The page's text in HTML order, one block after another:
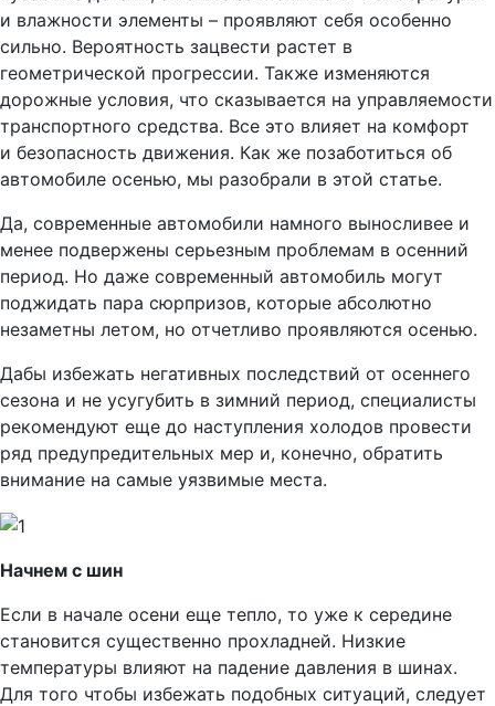
и влажности элементы – проявляют себя особенно
сильно. Вероятность зацвести растет в
геометрической прогрессии. Также изменяются
дорожные условия, что сказывается на управляемости
транспортного средства. Все это влияет на комфорт
и безопасность движения. Как же позаботиться об
автомобиле осенью, мы разобрали в этой статье.
Да, современные автомобили намного выносливее и
менее подвержены серьезным проблемам в осенний
период. Но даже современный автомобиль могут
поджидать пара сюрпризов, которые абсолютно
незаметны летом, но отчетливо проявляются осенью.
Дабы избежать негативных последствий от осеннего
сезона и не усугубить в зимний период, специалисты
рекомендуют еще до наступления холодов провести
ряд предупредительных мер и, конечно, обратить
внимание на самые уязвимые места.
Начнем с шин
Если в начале осени еще тепло, то уже к середине
становится существенно прохладней. Низкие
температуры влияют на падение давления в шинах.
Для того чтобы избежать подобных ситуаций, следует